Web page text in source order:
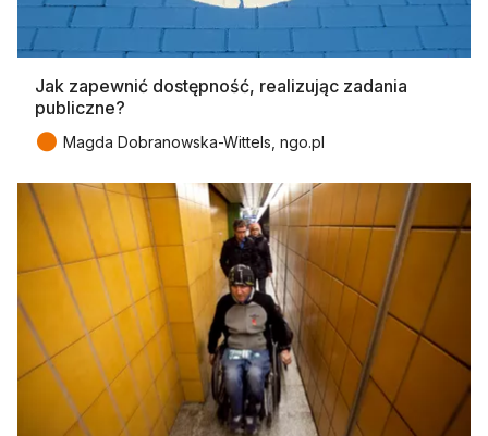
Jak zapewnić dostępność, realizując zadania
publiczne?
● Magda Dobranowska-Wittels, ngo.pl